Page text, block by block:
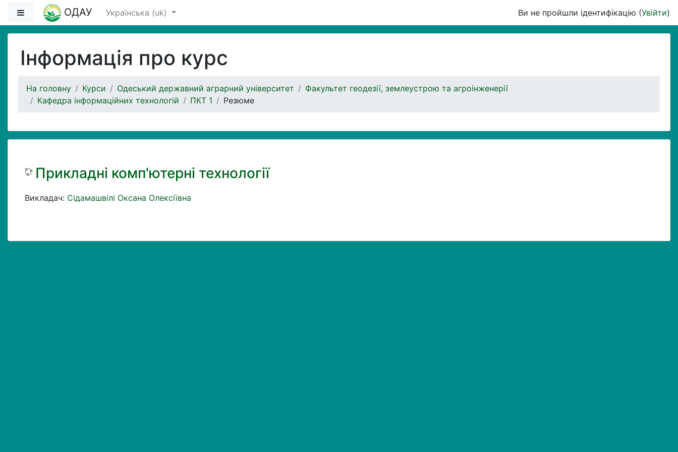
Перейти до головного вмісту
Бокова панель
ОДАУ Українська ‎(uk)‎ Ви не пройшли ідентифікацію (Увійти)
Інформація про курс
На головну Курси Одеський державний аграрний університет
Факультет геодезії, землеустрою та агроінженерії
Кафедра інформаційних технологій
ПКТ 1 Резюме
Прикладні комп'ютерні технології
Викладач: Сідамашвілі Оксана Олексіївна